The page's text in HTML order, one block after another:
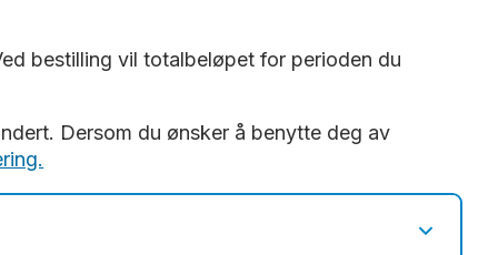
bestilling vil totalbeløpet for perioden du
Dersom du ønsker å benytte deg av